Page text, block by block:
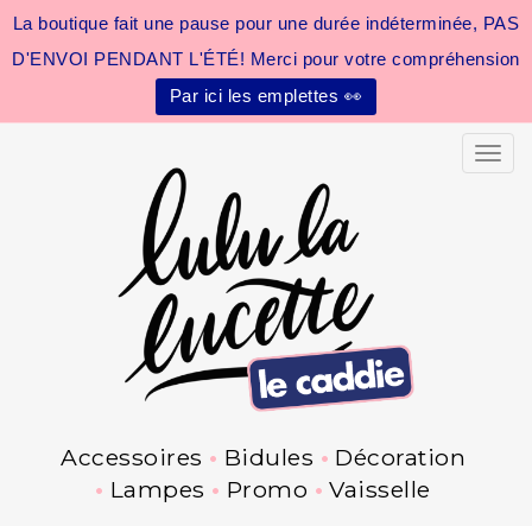
La boutique fait une pause pour une durée indéterminée, PAS
D'ENVOI PENDANT L'ÉTÉ! Merci pour votre compréhension
Par ici les emplettes 👀
Accessoires Bidules
Décoration
Lampes
Promo Vaisselle